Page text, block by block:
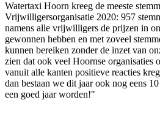
Watertaxi Hoorn kreeg de meeste
Vrijwilligersorganisatie 2020: 957
namens alle vrijwilligers de prijzen in
gewonnen hebben en met zoveel
kunnen bereiken zonder de inzet van
zien dat ook veel Hoornse organisaties
vanuit alle kanten positieve reacties
dan bestaan we dit jaar ook nog eens
een goed jaar worden!"